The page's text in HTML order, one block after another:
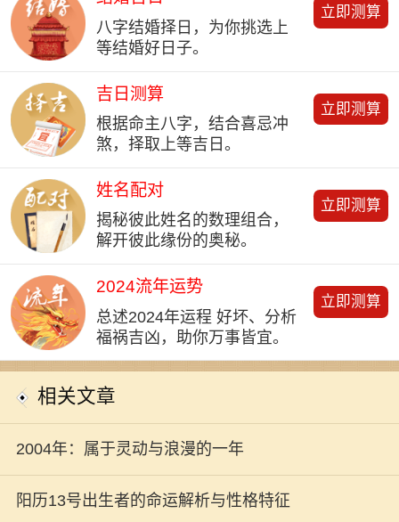
八字结婚择日，为你挑选上
等结婚好日子。
立即测算
吉日测算
根据命主八字，结合喜忌冲
煞，择取上等吉日。
立即测算
姓名配对
揭秘彼此姓名的数理组合，
解开彼此缘份的奥秘。
立即测算
2024流年运势
总述2024年运程 好坏、分析
福祸吉凶，助你万事皆宜。
立即测算
相关文章
2004年：属于灵动与浪漫的一年
阳历13号出生者的命运解析与性格特征